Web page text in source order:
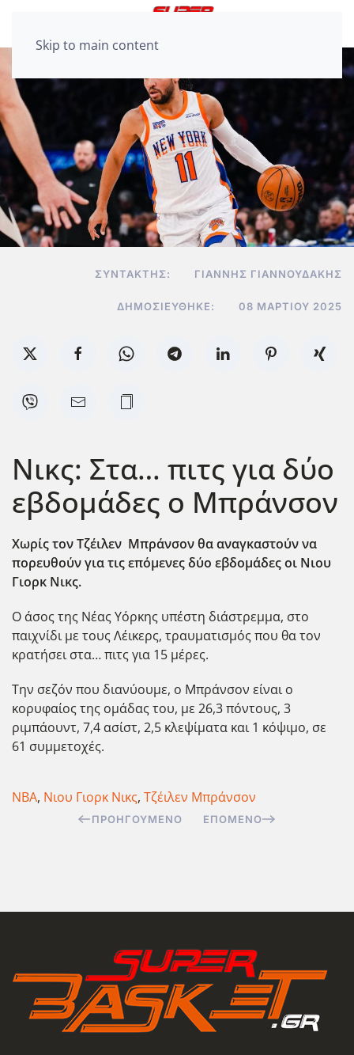
Skip to main content
ΣΥΝΤΆΚΤΗΣ: ΓΙΆΝΝΗΣ ΓΙΑΝΝΟΥΔΆΚΗΣ
ΔΗΜΟΣΙΕΎΘΗΚΕ: 08 ΜΑΡΤΊΟΥ 2025
Νικς: Στα… πιτς για δύο
εβδομάδες ο Μπράνσον
Χωρίς τον Τζέιλεν Μπράνσον θα αναγκαστούν να
πορευθούν για τις επόμενες δύο εβδομάδες οι Νιου
Γιορκ Νικς.
Ο άσος της Νέας Υόρκης υπέστη διάστρεμμα, στο
παιχνίδι με τους Λέικερς, τραυματισμός που θα τον
κρατήσει στα… πιτς για 15 μέρες.
Την σεζόν που διανύουμε, ο Μπράνσον είναι ο
κορυφαίος της ομάδας του, με 26,3 πόντους, 3
ριμπάουντ, 7,4 ασίστ, 2,5 κλεψίματα και 1 κόψιμο, σε
61 συμμετοχές.
ΝΒΑ, Νιου Γιορκ Νικς, Τζέιλεν Μπράνσον
ΠΡΟΗΓΟΎΜΕΝΟ ΕΠΌΜΕΝΟ